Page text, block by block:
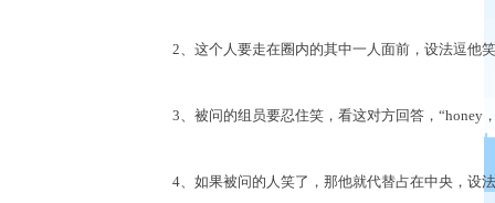
2、这个人要走在圈内的其中一人面前，设法逗他笑
3、被问的组员要忍住笑，看这对方回答，“honey
4、如果被问的人笑了，那他就代替占在中央，设